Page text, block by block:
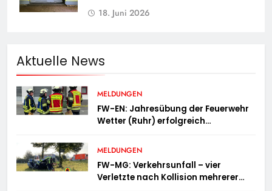
18. Juni 2026
Aktuelle News
MELDUNGEN
FW-EN: Jahresübung der Feuerwehr
Wetter (Ruhr) erfolgreich
MELDUNGEN
FW-MG: Verkehrsunfall – vier
Verletzte nach Kollision mehrerer